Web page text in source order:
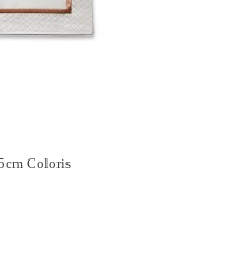
Coloris